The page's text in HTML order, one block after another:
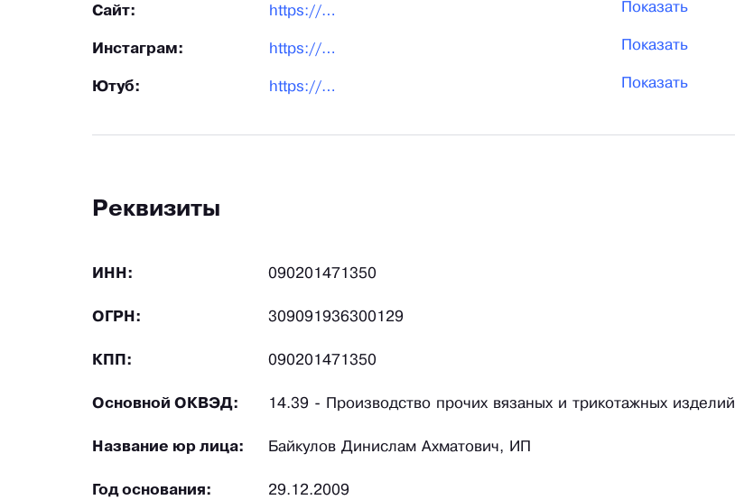
Сайт: https://adel-hat.ru/?utm_source=xn--b1aedfedwrdfl5a6k.xn--p1ai/&utm_medium=sear… Показать
Инстаграм: https://www.instagram.com/adel_headwear?igsh=czhkdXlqb3Y4YTFj Показать
Ютуб: https://www.youtube.com/channel/UC0vhuDsOhJjogA9CFB6q-dg Показать
Реквизиты
ИНН: 090201471350
ОГРН: 309091936300129
КПП: 090201471350
Основной ОКВЭД: 14.39 - Производство прочих вязаных и трикотажных изделий
Название юр лица: Байкулов Динислам Ахматович, ИП
Год основания: 29.12.2009